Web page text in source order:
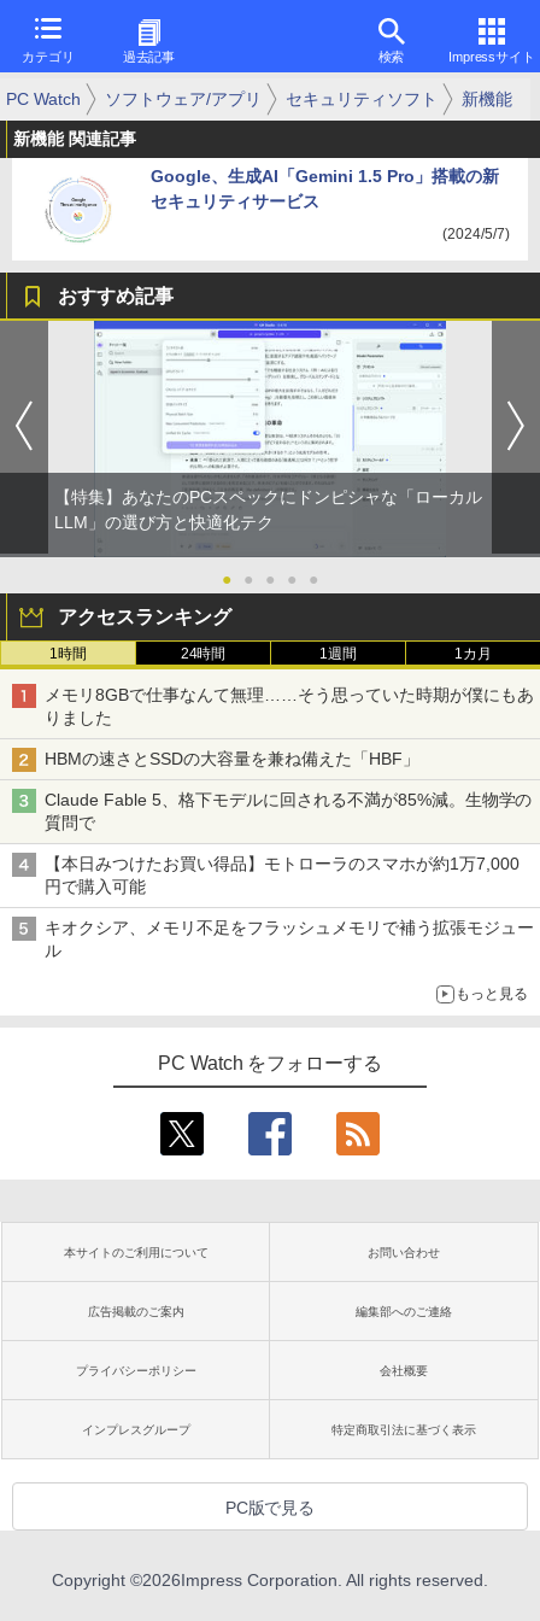
カテゴリ 過去記事 検索 Impressサイト
PC Watch ソフトウェア/アプリ セキュリティソフト 新機能
新機能 関連記事
Google、生成AI「Gemini 1.5 Pro」搭載の新
セキュリティサービス
(2024/5/7)
おすすめ記事
【特集】あなたのPCスペックにドンピシャな「ローカル
LLM」の選び方と快適化テク
● ● ● ● ●
アクセスランキング
1時間 24時間 1週間 1カ月
メモリ8GBで仕事なんて無理……そう思っていた時期が僕にもあ
りました
HBMの速さとSSDの大容量を兼ね備えた「HBF」
Claude Fable 5、格下モデルに回される不満が85%減。生物学の
質問で
【本日みつけたお買い得品】モトローラのスマホが約1万7,000
円で購入可能
キオクシア、メモリ不足をフラッシュメモリで補う拡張モジュー
ル
もっと見る
PC Watch をフォローする
本サイトのご利用について お問い合わせ
広告掲載のご案内 編集部へのご連絡
プライバシーポリシー 会社概要
インプレスグループ 特定商取引法に基づく表示
PC版で見る
Copyright ©2026Impress Corporation. All rights reserved.